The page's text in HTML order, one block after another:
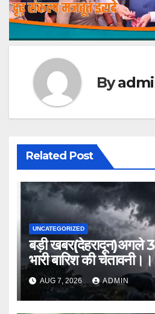
By
Related Post
UNCATEGORIZED
बड़ी खबर(देहरादून)अगले
भारी बारिश की चेतावनी।।
AUG 7, 2026 ADMIN